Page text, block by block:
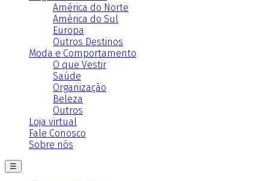
América do Norte
América do Sul
Europa
Outros Destinos
Moda e Comportamento
O que Vestir
Saúde
Organização
Beleza
Outros
Loja virtual
Fale Conosco
Sobre nós
☰